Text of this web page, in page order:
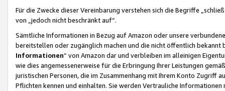
Für die Zwecke dieser Vereinbarung verstehen sich die Begriffe
von „jedoch nicht beschränkt auf“.
Sämtliche Informationen in Bezug auf Amazon oder unsere
bereitstellen oder zugänglich machen und die nicht öffentlich
Informationen“ von Amazon dar und verbleiben im alleinigen
wie dies angemessenerweise für die Erbringung Ihrer Leistungen
juristischen Personen, die im Zusammenhang mit Ihrem Konto
Pflichten kennen und einhalten. Sie werden Vertrauliche